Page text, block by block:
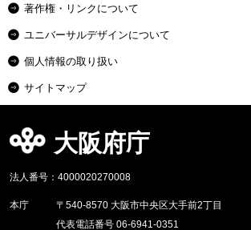
著作権・リンクについて
ユニバーサルデザインについて
個人情報の取り扱い
サイトマップ
大阪府庁
法人番号：4000020270008
本庁
〒540-8570 大阪市中央区大手前2丁目
代表電話番号 06-6941-0351